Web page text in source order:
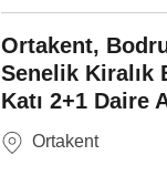
Ortakent,
Senelik Kiralık
Katı 2+1 Daire
Ortakent